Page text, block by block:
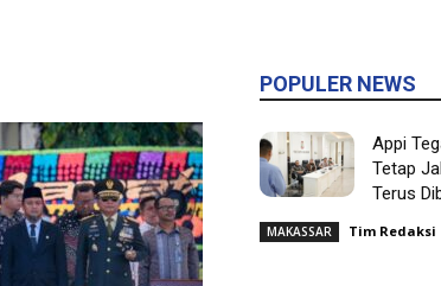
POPULER NEWS
Appi
Tetap
Terus
MAKASSAR Tim Redaksi